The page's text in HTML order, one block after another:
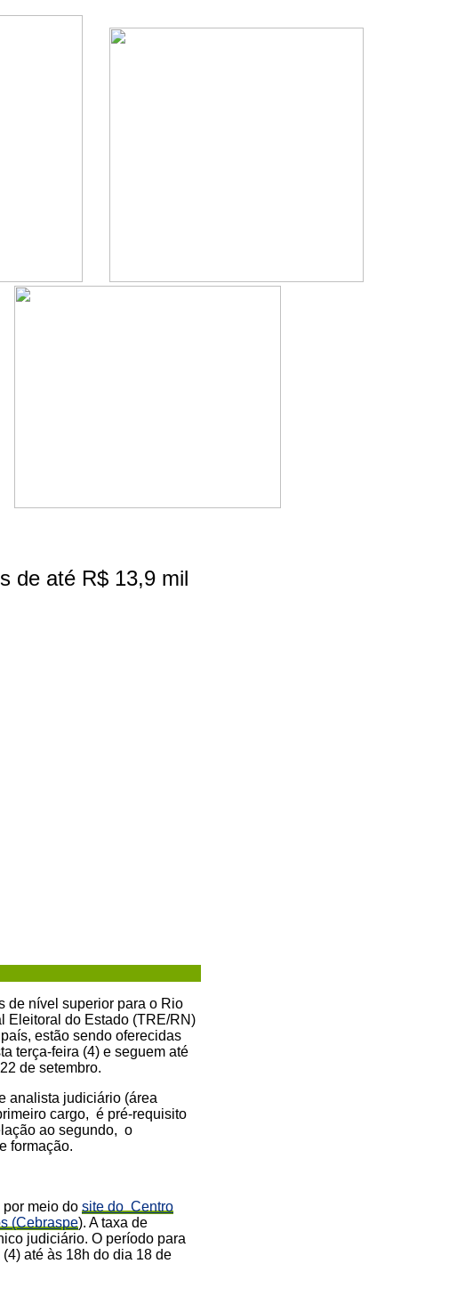
de até R$ 13,9 mil
de nível superior para o Rio
Eleitoral do Estado (TRE/RN)
estão sendo oferecidas
terça-feira (4) e seguem até
de setembro.
analista judiciário (área
cargo, é pré-requisito
ao segundo, o
formação.
meio do site do Centro
(Cebraspe). A taxa de
judiciário. O período para
até às 18h do dia 18 de